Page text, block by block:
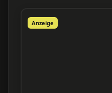
Anzeige